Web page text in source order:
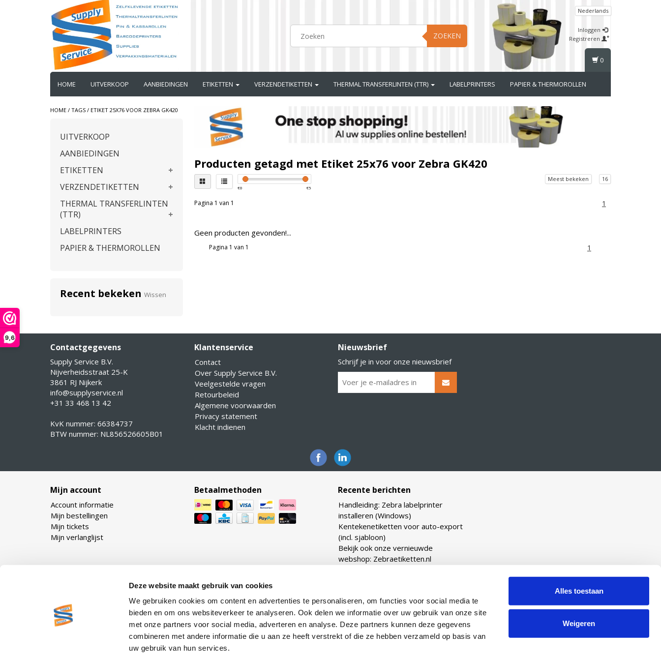
Deze website maakt gebruik van cookies
We gebruiken cookies om content en advertenties te personaliseren, om functies voor social media te
bieden en om ons websiteverkeer te analyseren. Ook delen we informatie over uw gebruik van onze site
met onze partners voor social media, adverteren en analyse. Deze partners kunnen deze gegevens
combineren met andere informatie die u aan ze heeft verstrekt of die ze hebben verzameld op basis van
uw gebruik van hun services.
Alles toestaan
Weigeren
9,6
ZOEKEN
Nederlands
Inloggen
Registreren
HOME UITVERKOOP AANBIEDINGEN ETIKETTEN VERZENDETIKETTEN THERMAL TRANSFERLINTEN (TTR) LABELPRINTERS PAPIER & THERMOROLLEN
0
HOME / TAGS / ETIKET 25X76 VOOR ZEBRA GK420
UITVERKOOP
AANBIEDINGEN
ETIKETTEN
VERZENDETIKETTEN
THERMAL TRANSFERLINTEN
(TTR)
LABELPRINTERS
PAPIER & THERMOROLLEN
Recent bekeken Wissen
Producten getagd met Etiket 25x76 voor Zebra GK420
€0 €5
Meest bekeken 16
Pagina 1 van 1 1
Geen producten gevonden!...
Pagina 1 van 1 1
Contactgegevens
Supply Service B.V.
Nijverheidsstraat 25-K
3861 RJ Nijkerk
info@supplyservice.nl
+31 33 468 13 42
KvK nummer: 66384737
BTW nummer: NL856526605B01
Klantenservice
Contact
Over Supply Service B.V.
Veelgestelde vragen
Retourbeleid
Algemene voorwaarden
Privacy statement
Klacht indienen
Nieuwsbrief
Schrijf je in voor onze nieuwsbrief
Mijn account
Account informatie
Mijn bestellingen
Mijn tickets
Mijn verlanglijst
Betaalmethoden Recente berichten
Handleiding: Zebra labelprinter
installeren (Windows)
Kentekenetiketten voor auto-export
(incl. sjabloon)
Bekijk ook onze vernieuwde
webshop: Zebraetiketten.nl
Lijmtypes uitgelegd: van permanent
tot removable